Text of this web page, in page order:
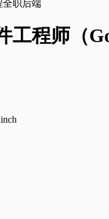
全职后端
工程师（